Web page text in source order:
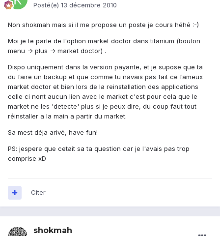
Posté(e) 13 décembre 2010
Non shokmah mais si il me propose un poste je cours héhé :-)
Moi je te parle de l'option market doctor dans titanium (bouton
menu -> plus -> market doctor) .
Dispo uniquement dans la version payante, et je supose que ta
du faire un backup et que comme tu navais pas fait ce fameux
market doctor et bien lors de la reinstallation des applications
celle ci nont aucun lien avec le market c'est pour cela que le
market ne les 'detecte' plus si je peux dire, du coup faut tout
réinstaller a la main a partir du market.
Sa mest déja arivé, have fun!
PS: jespere que cetait sa ta question car je l'avais pas trop
comprise xD
Citer
shokmah